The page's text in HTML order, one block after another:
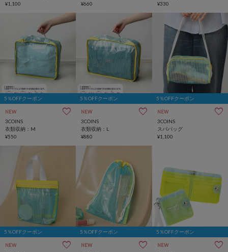
¥1,100
¥660
¥330
5％OFFクーポン
NEW
3COINS
衣類収納：M
¥550
5％OFFクーポン
NEW
3COINS
衣類収納：L
¥880
5％OFFクーポン
NEW
3COINS
スパバッグ
¥1,100
5％OFFクーポン
NEW
5％OFFクーポン
NEW
5％OFFクーポン
NEW